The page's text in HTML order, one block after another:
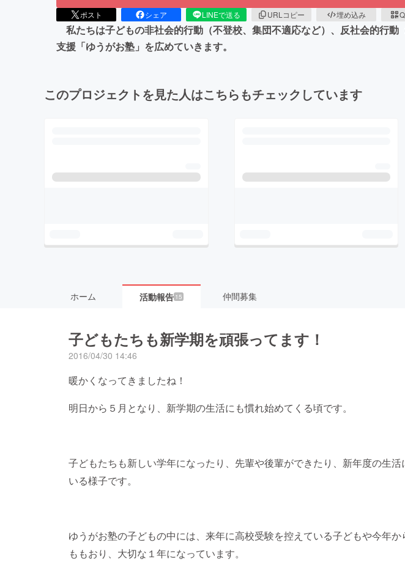
ポスト シェア LINEで送る URLコピー 埋め込み
私たちは子どもの非社会的行動（不登校、集団不適応など）、反社会的行
支援「ゆうがお塾」を広めていきます。
このプロジェクトを見た人はこちらもチェックしています
ホーム 活動報告 15 仲間募集
子どもたちも新学期を頑張ってます！
2016/04/30 14:46
暖かくなってきましたね！
明日から５月となり、新学期の生活にも慣れ始めてくる頃です。
子どもたちも新しい学年になったり、先輩や後輩ができたり、新年度の生活
いる様子です。
ゆうがお塾の子どもの中には、来年に高校受験を控えている子どもや今年
ももおり、大切な１年になっています。